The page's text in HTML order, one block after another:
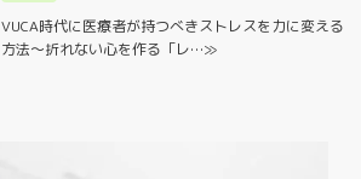
VUCA時代に医療者が持つべきストレスを力に変える
方法～折れない心を作る「レ…≫